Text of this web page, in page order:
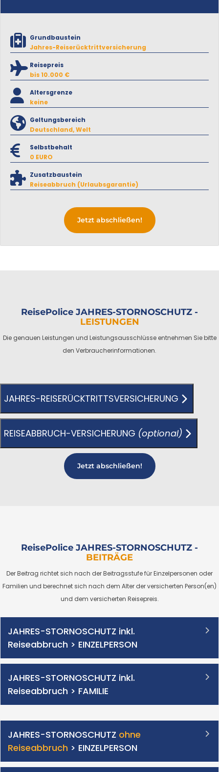
Grundbaustein
Jahres-Reiserücktrittversicherung
Reisepreis
bis 10.000 €
Altersgrenze
keine
Geltungsbereich
Deutschland, Welt
Selbstbehalt
0 EURO
Zusatzbaustein
Reiseabbruch (Urlaubsgarantie)
Jetzt abschließen!
ReisePolice JAHRES-STORNOSCHUTZ -
LEISTUNGEN
Die genauen Leistungen und Leistungsausschlüsse entnehmen Sie bitte
den Verbraucherinformationen.
JAHRES-REISERÜCKTRITTSVERSICHERUNG
REISEABBRUCH-VERSICHERUNG (optional)
Jetzt abschließen!
ReisePolice JAHRES-STORNOSCHUTZ -
BEITRÄGE
Der Beitrag richtet sich nach der Beitragsstufe für Einzelpersonen oder
Familien und berechnet sich nach dem Alter der versicherten Person(en)
und dem versicherten Reisepreis.
JAHRES-STORNOSCHUTZ inkl.
Reiseabbruch > EINZELPERSON
JAHRES-STORNOSCHUTZ inkl.
Reiseabbruch > FAMILIE
JAHRES-STORNOSCHUTZ ohne
Reiseabbruch > EINZELPERSON